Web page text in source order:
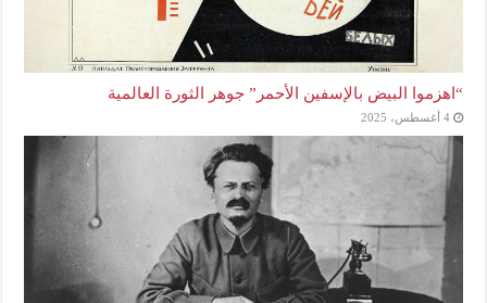
“اهزموا البيض بالإسفين الأحمر” جوهر الثورة العالمية
4 أغسطس، 2025